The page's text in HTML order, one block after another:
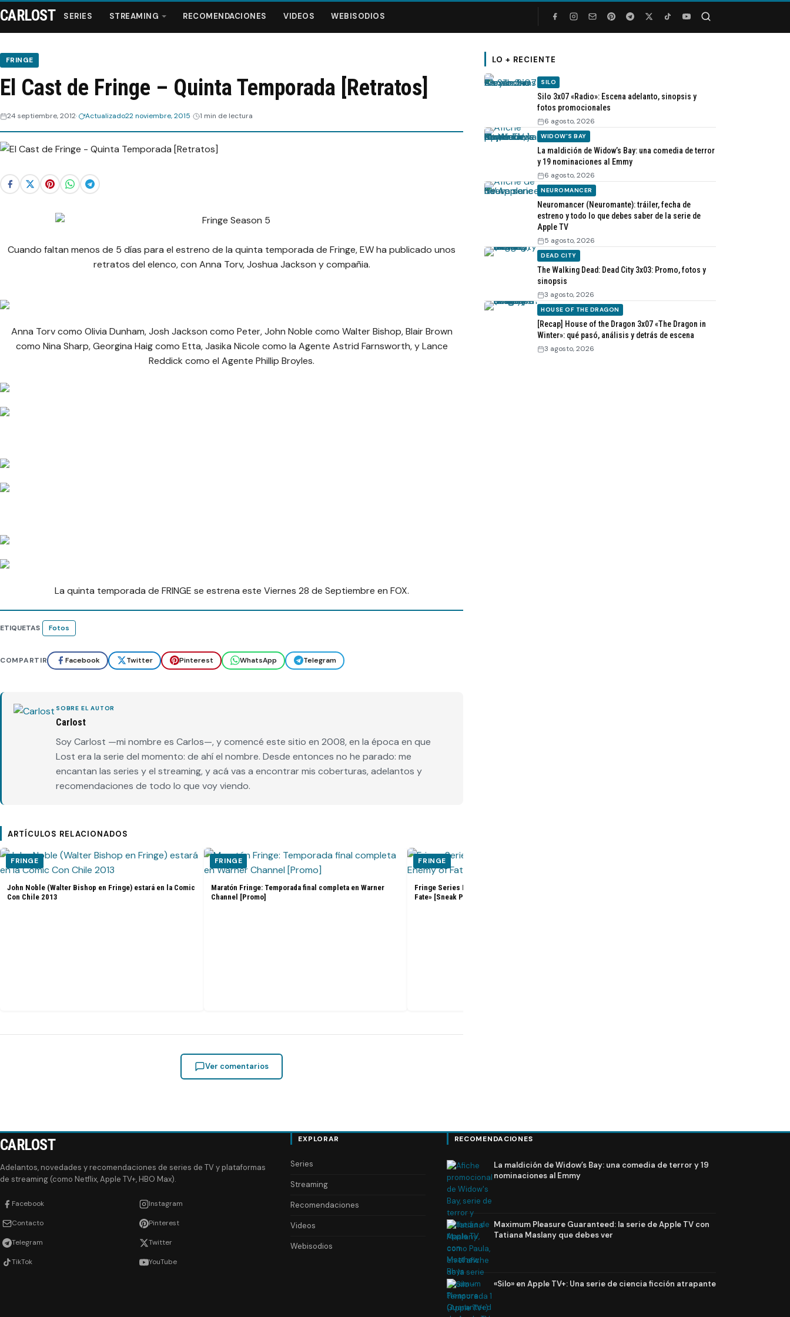
Series
Streaming
Recomendaciones
Videos
Webisodios
CARLOST SERIES STREAMING RECOMENDACIONES VIDEOS WEBISODIOS
FRINGE
El Cast de Fringe – Quinta Temporada [Retratos]
24 septiembre, 2012 Actualizado22 noviembre, 2015 1 min de lectura
Cuando faltan menos de 5 días para el estreno de la quinta temporada de Fringe, EW ha publicado unos
retratos del elenco, con Anna Torv, Joshua Jackson y compañia.
Anna Torv como Olivia Dunham, Josh Jackson como Peter, John Noble como Walter Bishop, Blair Brown
como Nina Sharp, Georgina Haig como Etta, Jasika Nicole como la Agente Astrid Farnsworth, y Lance
Reddick como el Agente Phillip Broyles.
La quinta temporada de FRINGE se estrena este Viernes 28 de Septiembre en FOX.
ETIQUETAS Fotos
COMPARTIR Facebook Twitter Pinterest WhatsApp Telegram
SOBRE EL AUTOR
Carlost
Soy Carlost —mi nombre es Carlos—, y comencé este sitio en 2008, en la época en que
Lost era la serie del momento: de ahí el nombre. Desde entonces no he parado: me
encantan las series y el streaming, y acá vas a encontrar mis coberturas, adelantos y
recomendaciones de todo lo que voy viendo.
ARTÍCULOS RELACIONADOS
FRINGE
John Noble (Walter Bishop en Fringe) estará en la Comic
Con Chile 2013
FRINGE
Maratón Fringe: Temporada final completa en Warner
Channel [Promo]
FRINGE
Fringe Series Finale 5x12 5x13 «Liberty/An Enemy of
Fate» [Sneak Peeks]
Ver comentarios
LO + RECIENTE
SILO
Silo 3x07 «Radio»: Escena adelanto, sinopsis y
fotos promocionales
6 agosto, 2026
WIDOW'S BAY
La maldición de Widow’s Bay: una comedia de terror
y 19 nominaciones al Emmy
6 agosto, 2026
NEUROMANCER
Neuromancer (Neuromante): tráiler, fecha de
estreno y todo lo que debes saber de la serie de
Apple TV
5 agosto, 2026
DEAD CITY
The Walking Dead: Dead City 3x03: Promo, fotos y
sinopsis
3 agosto, 2026
HOUSE OF THE DRAGON
[Recap] House of the Dragon 3x07 «The Dragon in
Winter»: qué pasó, análisis y detrás de escena
3 agosto, 2026
CARLOST
Adelantos, novedades y recomendaciones de series de TV y plataformas
de streaming (como Netflix, Apple TV+, HBO Max).
Facebook Instagram
Contacto Pinterest
Telegram Twitter
TikTok YouTube
EXPLORAR
Series
Streaming
Recomendaciones
Videos
Webisodios
RECOMENDACIONES
La maldición de Widow’s Bay: una comedia de terror y 19
nominaciones al Emmy
Maximum Pleasure Guaranteed: la serie de Apple TV con
Tatiana Maslany que debes ver
«Silo» en Apple TV+: Una serie de ciencia ficción atrapante